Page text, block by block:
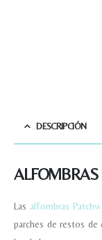
DESCRIPCIÓN
ALFOMBRAS
Las alfombras
parches de restos de